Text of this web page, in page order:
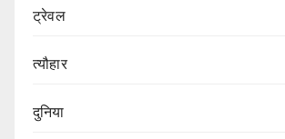
ट्रेवल
त्यौहार
दुनिया